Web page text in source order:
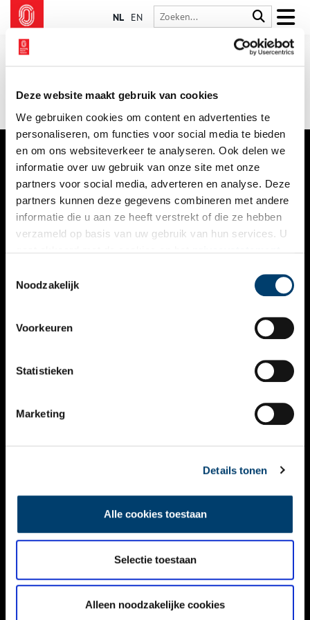
Deze website maakt gebruik van cookies
We gebruiken cookies om content en advertenties te
personaliseren, om functies voor social media te bieden
en om ons websiteverkeer te analyseren. Ook delen we
informatie over uw gebruik van onze site met onze
partners voor social media, adverteren en analyse. Deze
partners kunnen deze gegevens combineren met andere
informatie die u aan ze heeft verstrekt of die ze hebben
verzameld op basis van uw gebruik van hun services. U
Noodzakelijk
Voorkeuren
Statistieken
Marketing
Details tonen
Alle cookies toestaan
Selectie toestaan
Alleen noodzakelijke cookies
NL EN
VERHALEN
NIEUWS
KALENDER
ACTIVITEITEN
NIEUWSBRIEF
DISCLAIMER
TOEGANKELIJKHEID
Volg ONH op social media